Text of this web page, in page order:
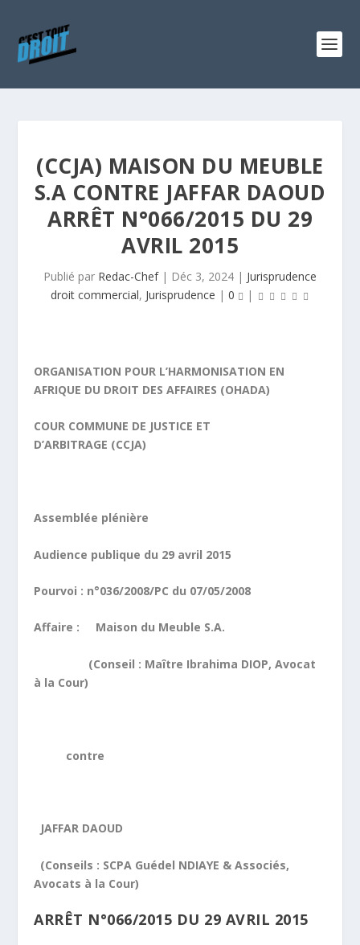
(CCJA) MAISON DU MEUBLE
S.A CONTRE JAFFAR DAOUD
ARRÊT N°066/2015 DU 29
AVRIL 2015
Publié par Redac-Chef| Déc 3, 2024 | Jurisprudence
droit commercial, Jurisprudence | 0 |
ORGANISATION POUR L’HARMONISATION EN
AFRIQUE DU DROIT DES AFFAIRES (OHADA)
COUR COMMUNE DE JUSTICE ET
D’ARBITRAGE (CCJA)
Assemblée plénière
Audience publique du 29 avril 2015
Pourvoi : n°036/2008/PC du 07/05/2008
Affaire : Maison du Meuble S.A.
(Conseil : Maître Ibrahima DIOP, Avocat
à la Cour)
contre
JAFFAR DAOUD
(Conseils : SCPA Guédel NDIAYE & Associés,
Avocats à la Cour)
ARRÊT N°066/2015 DU 29 AVRIL 2015